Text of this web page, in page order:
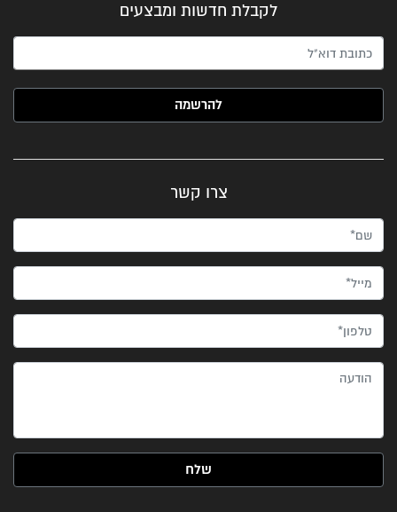
לקבלת חדשות ומבצעים
האימייל שלך (חובה)
צרו קשר